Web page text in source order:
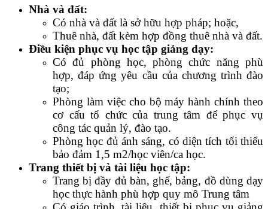
Nhà và đất:
Có nhà và đất là sở hữu hợp pháp; hoặc,
Thuê nhà, đất kèm hợp đồng thuê nhà và đất.
Điều kiện phục vụ học tập giảng dạy:
Có đủ phòng học, phòng chức năng phù
hợp, đáp ứng yêu cầu của chương trình đào
tạo;
Phòng làm việc cho bộ máy hành chính theo
cơ cấu tổ chức của trung tâm để phục vụ
công tác quản lý, đào tạo.
Phòng học đủ ánh sáng, có diện tích tối thiểu
bảo đảm 1,5 m2/học viên/ca học.
Trang thiết bị và tài liệu học tập:
Trang bị đầy đủ bàn, ghế, bảng, đồ dùng dạy
học thực hành phù hợp quy mô Trung tâm